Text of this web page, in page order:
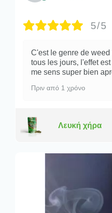
5/5
C'est le genre de
tous les jours, l'effet
me sens super bien
Πριν από 1 χρόνο
Λευκή χήρα